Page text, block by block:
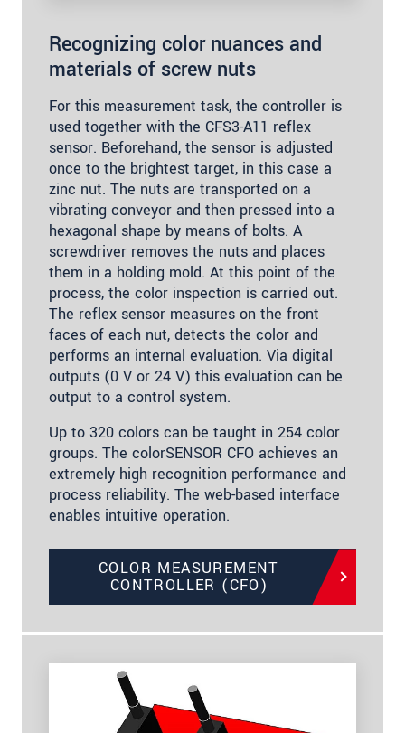
Recognizing color nuances and
materials of screw nuts
For this measurement task, the controller is
used together with the CFS3-A11 reflex
sensor. Beforehand, the sensor is adjusted
once to the brightest target, in this case a
zinc nut. The nuts are transported on a
vibrating conveyor and then pressed into a
hexagonal shape by means of bolts. A
screwdriver removes the nuts and places
them in a holding mold. At this point of the
process, the color inspection is carried out.
The reflex sensor measures on the front
faces of each nut, detects the color and
performs an internal evaluation. Via digital
outputs (0 V or 24 V) this evaluation can be
output to a control system.
Up to 320 colors can be taught in 254 color
groups. The colorSENSOR CFO achieves an
extremely high recognition performance and
process reliability. The web-based interface
enables intuitive operation.
COLOR MEASUREMENT
CONTROLLER (CFO)